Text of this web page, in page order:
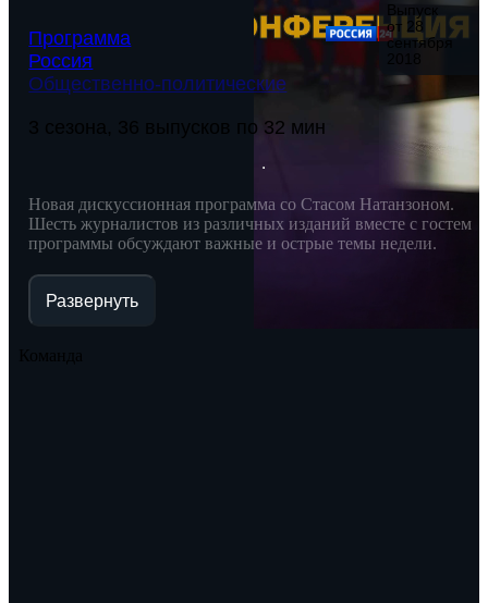
Выпуск
от 28
сентября
Программа
Россия
Общественно-политические
3 сезона, 36 выпусков по 32 мин
Новая дискуссионная программа со Стасом Натанзоном.
Шесть журналистов из различных изданий вместе с гостем
программы обсуждают важные и острые темы недели.
Развернуть
Команда